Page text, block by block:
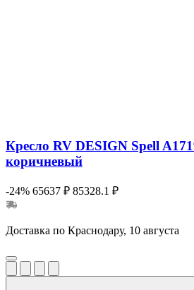
Кресло RV DESIGN Spell
коричневый
-24% 65637 ₽ 85328.1 ₽
Доставка по Краснодару, 10 августа